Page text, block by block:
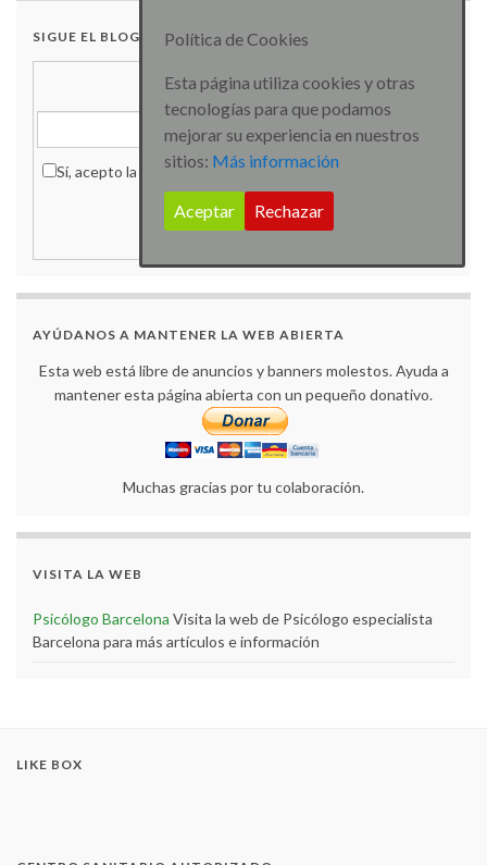
SIGUE EL BLOG POR EMAIL
Pon tu dirección de e-mail:
Sí, acepto la política de privacidad que declaro haber leído.
AYÚDANOS A MANTENER LA WEB ABIERTA
Esta web está libre de anuncios y banners molestos. Ayuda a
mantener esta página abierta con un pequeño donativo.
Muchas gracias por tu colaboración.
VISITA LA WEB
Psicólogo Barcelona Visita la web de Psicólogo especialista
Barcelona para más artículos e información
LIKE BOX
Política de Cookies
Esta página utiliza cookies y otras
tecnologías para que podamos
mejorar su experiencia en nuestros
sitios: Más información
Aceptar Rechazar